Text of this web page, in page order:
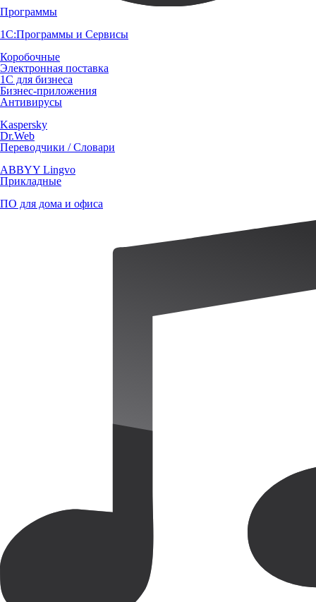
Программы
1С:Программы и Сервисы
Коробочные
Электронная поставка
1С для бизнеса
Бизнес-приложения
Антивирусы
Kaspersky
Dr.Web
Переводчики / Словари
ABBYY Lingvo
Прикладные
ПО для дома и офиса